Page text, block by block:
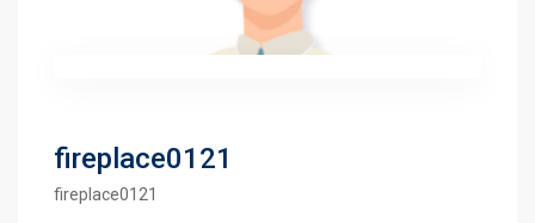
fireplace0121
fireplace0121